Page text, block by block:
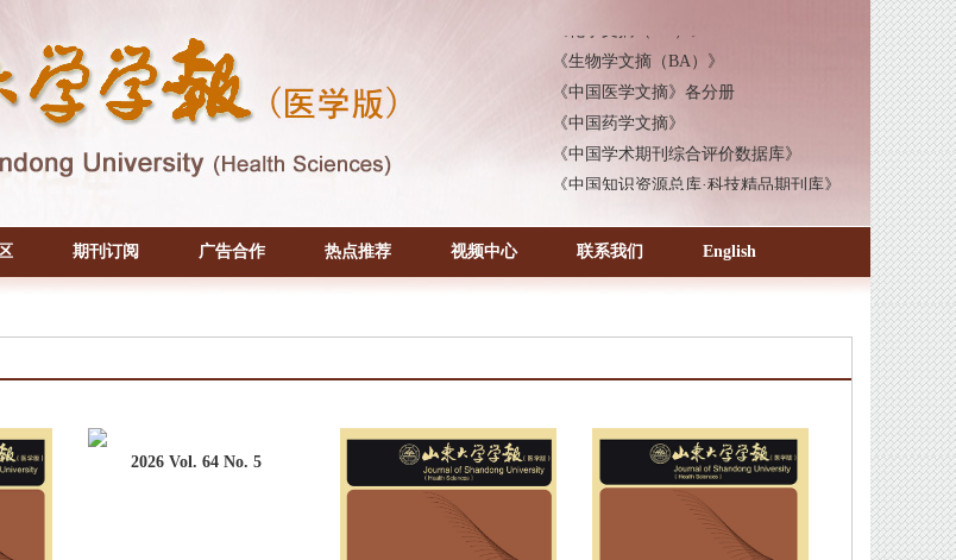
《生物学文摘（BA）》
《中国医学文摘》各分册
《中国药学文摘》
《中国学术期刊综合评价数据库》
《中国知识资源总库·科技精品期刊库》
期刊订阅 广告合作 热点推荐 视频中心 联系我们 English
2026 Vol. 64 No. 5